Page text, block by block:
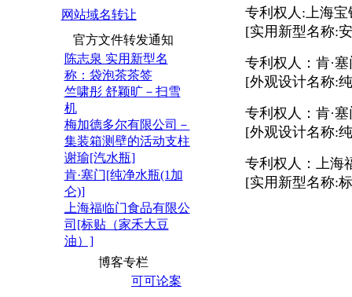
网站域名转让
官方文件转发通知
陈志泉 实用新型名
称：袋泡茶茶签
竺啸彤 舒颖旷－扫雪
机
梅加德多尔有限公司－
集装箱测壁的活动支柱
谢瑜[汽水瓶]
肯·塞门[纯净水瓶(1加
仑)]
上海福临门食品有限公
司[标贴（家禾大豆
油）]
博客专栏
可可论案
专利权人:上海
[实用新型名称:
专利权人：肯·塞
[外观设计名称:
专利权人：肯·塞
[外观设计名称:
专利权人：上海
[实用新型名称: